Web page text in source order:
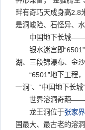
畔有奇巧天成身高2.8
是洞峻险、石怪异、
中国地下长城——
银水迷宫即“6501”
湖、三段锦瀑布、金
“6501”地下工程，
一洞”、“中国地下长城
世界溶洞奇葩——
龙王洞位于张家
国最大、最古老的溶